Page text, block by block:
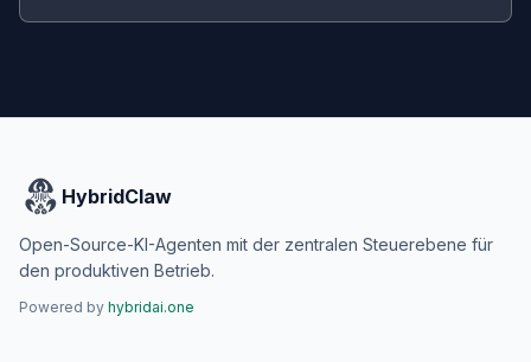
HybridClaw
Open-Source-KI-Agenten mit der zentralen Steuerebene für
den produktiven Betrieb.
Powered by hybridai.one